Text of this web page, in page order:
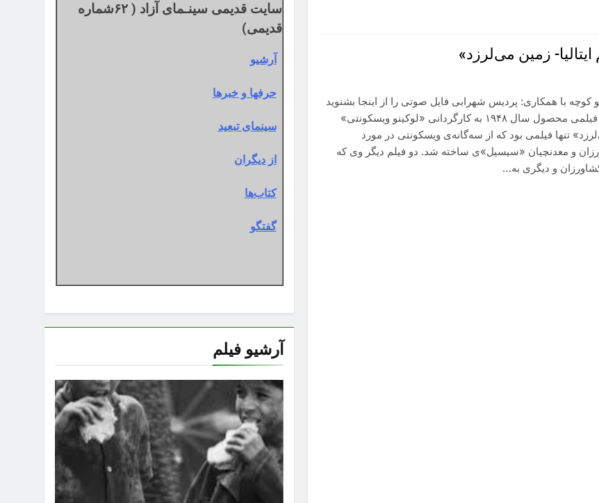
ایتالیا- زمین می‌لرزد»
کوچه با همکاری: پردیس شهرابی فایل صوتی را از اینجا بشنوید
«زمین می‌لرزد» فیلمی محصول سال ۱۹۴۸ به کارگردانی «لوکینو ویسکونتی»
تنها فیلمی بود که از سه‌گانه‌ی ویسکونتی در مورد
و معدنچیان «سیسیل»ی ساخته شد. دو فیلم دیگر وی که
و دیگری به…
سایت قدیمی سینـمای آزاد ( ۶۲شماره
قدیمی)
آرشیو
حرفها و خبرها
سینمای تبعید
از دیگران
کتاب‌ها
گفتگو
آرشیو فیلم